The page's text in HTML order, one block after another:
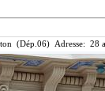
(Dép.06) Adresse: 28